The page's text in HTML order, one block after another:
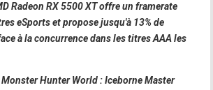
Radeon RX 5500 XT offre un framerate
eSports et propose jusqu'à 13% de
à la concurrence dans les titres AAA les
Hunter World : Iceborne Master